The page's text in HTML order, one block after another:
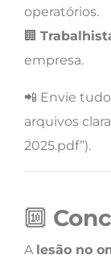
operatórios.
🏢
empresa.
📲 Envie
arquivos
2025.pdf”).
🔟
A lesão no